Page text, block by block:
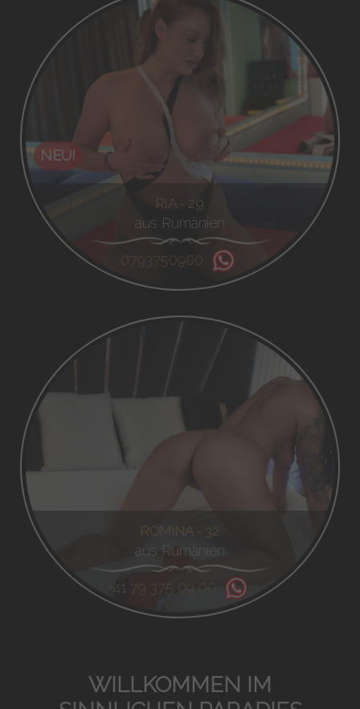
NEU!
RIA - 29
aus Rumänien
0793750900
ROMINA - 32
aus Rumänien
+41 79 375 09 00
WILLKOMMEN IM